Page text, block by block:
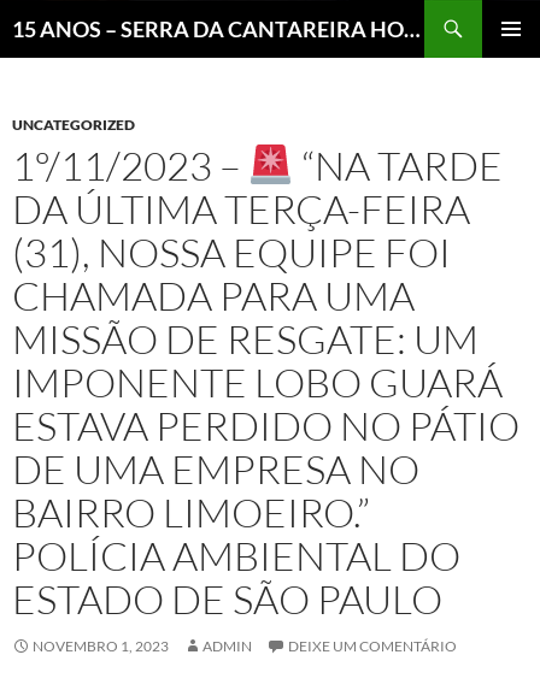
15 ANOS – SERRA DA CANTAREIRA HOJE E COTIDIANO DO BRASIL E DO MUNDO
UNCATEGORIZED
1º/11/2023 –
“NA TARDE
DA ÚLTIMA TERÇA-FEIRA
(31), NOSSA EQUIPE FOI
CHAMADA PARA UMA
MISSÃO DE RESGATE: UM
IMPONENTE LOBO GUARÁ
ESTAVA PERDIDO NO PÁTIO
DE UMA EMPRESA NO
BAIRRO LIMOEIRO.”
POLÍCIA AMBIENTAL DO
ESTADO DE SÃO PAULO
NOVEMBRO 1, 2023 ADMIN DEIXE UM COMENTÁRIO